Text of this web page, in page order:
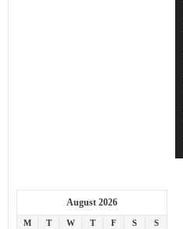
August 2026
M T W T F S
S